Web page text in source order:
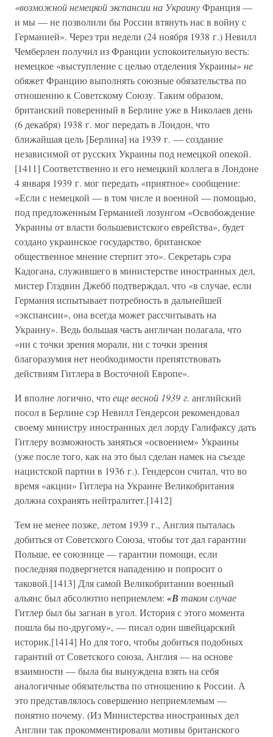
«возможной немецкой экспансии на УкраинуФранция —
и мы — не позволили бы России втянуть нас в войну с
Германией». Через три недели (24 ноября 1938 г.) Невилл
Чемберлен получил из Франции успокоительную весть:
немецкое «выступление с целью отделения Украины» не
обяжет Францию выполнять союзные обязательства по
отношению к Советскому Союзу. Таким образом,
британский поверенный в Берлине уже в Николаев день
(6 декабря) 1938 г. мог передать в Лондон, что
ближайшая цель [Берлина] на 1939 г. — создание
независимой от русских Украины под немецкой опекой.
[1411] Соответственно и его немецкий коллега в Лондоне
4 января 1939 г. мог передать «приятное» сообщение:
«Если с немецкой — в том числе и военной — помощью,
под предложенным Германией лозунгом «Освобождение
Украины от власти большевистского еврейства», будет
создано украинское государство, британское
общественное мнение стерпит это». Секретарь сэра
Кадогана, служившего в министерстве иностранных дел,
мистер Глэдвин Джебб подтверждал, что «в случае, если
Германия испытывает потребность в дальнейшей
«экспансии», она всегда может рассчитывать на
Украину». Ведь большая часть англичан полагала, что
«ни с точки зрения морали, ни с точки зрения
благоразумия нет необходимости препятствовать
действиям Гитлера в Восточной Европе».
И вполне логично, чтоеще весной 1939 г. английский
посол в Берлине сэр Невилл Гендерсон рекомендовал
своему министру иностранных дел лорду Галифаксу дать
Гитлеру возможность заняться «освоением» Украины
(уже после того, как на это был сделан намек на съезде
нацистской партии в 1936 г.). Гендерсон считал, что во
время «акции» Гитлера на Украине Великобритания
должна сохранять нейтралитет.[1412]
Тем не менее позже, летом 1939 г., Англия пыталась
добиться от Советского Союза, чтобы тот дал гарантии
Польше, ее союзнице — гарантии помощи, если
последняя подвергнется нападению и попросит о
таковой.[1413] Для самой Великобритании военный
альянс был абсолютно неприемлем: «В таком случае
Гитлер был бы загнан в угол. История с этого момента
пошла бы по-другому», — писал один швейцарский
историк.[1414] Но для того, чтобы добиться подобных
гарантий от Советского союза, Англия — на основе
взаимности — была бы вынуждена взять на себя
аналогичные обязательства по отношению к России. А
это представлялось совершенно неприемлемым —
понятно почему. (Из Министерства иностранных дел
Англии так прокомментировали мотивы британского